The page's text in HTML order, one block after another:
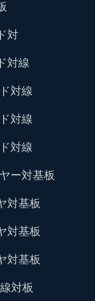
対
対線
対線
対線
対線
ー対基板
対基板
対基板
対基板
対板